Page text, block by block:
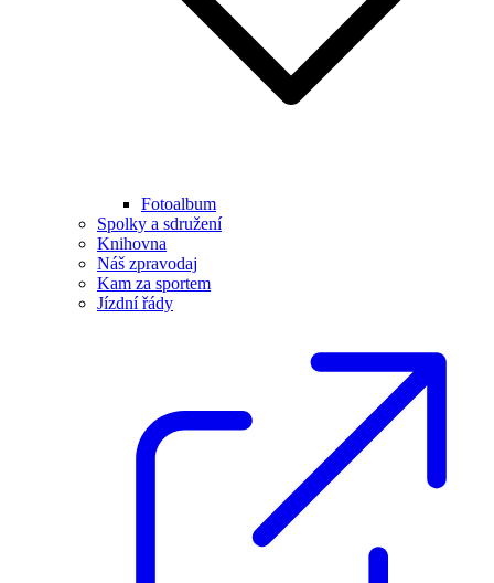
Fotoalbum
Spolky a sdružení
Knihovna
Náš zpravodaj
Kam za sportem
Jízdní řády